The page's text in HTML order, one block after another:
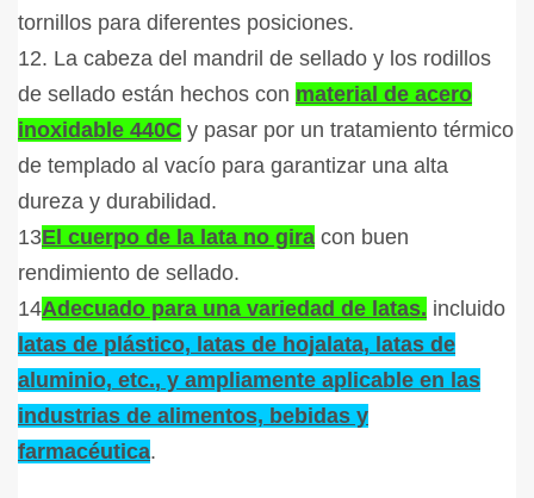
tornillos para diferentes posiciones.
12. La cabeza del mandril de sellado y los rodillos
de sellado están hechos con material de acero
inoxidable 440C y pasar por un tratamiento térmico
de templado al vacío para garantizar una alta
dureza y durabilidad.
13El cuerpo de la lata no gira con buen
rendimiento de sellado.
14Adecuado para una variedad de latas. incluido
latas de plástico, latas de hojalata, latas de
aluminio, etc., y ampliamente aplicable en las
industrias de alimentos, bebidas y
farmacéutica.